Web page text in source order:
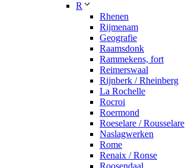
R
Rhenen
Rijmenam
Geografie
Raamsdonk
Rammekens, fort
Reimerswaal
Rijnberk / Rheinberg
La Rochelle
Rocroi
Roermond
Roeselare / Rousselare
Naslagwerken
Rome
Renaix / Ronse